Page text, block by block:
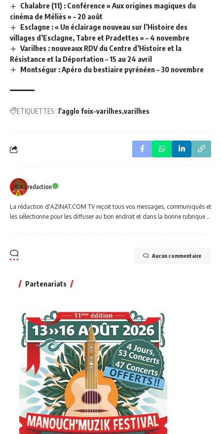
Chalabre (11) : Conférence « Aux origines magiques du
cinéma de Méliès » – 20 août
Esclagne : « Un éclairage nouveau sur l’Histoire des
villages d’Esclagne, Tabre et Pradettes » – 4 novembre
Varilhes : nouveaux RDV du Centre d’Histoire et la
Résistance et la Déportation – 15 au 24 avril
Montségur : Apéro du bestiaire pyrénéen – 30 novembre
ETIQUETTES : l'agglo foix-varilhes varilhes
redaction
La rédaction d'AZINAT.COM TV reçoit tous vos messages, communiqués et
les sélectionne pour les diffuser au bon endroit et dans la bonne rubrique ..
Aucun commentaire
Partenariats